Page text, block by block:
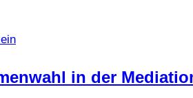
entsprechenden
Brief
in der